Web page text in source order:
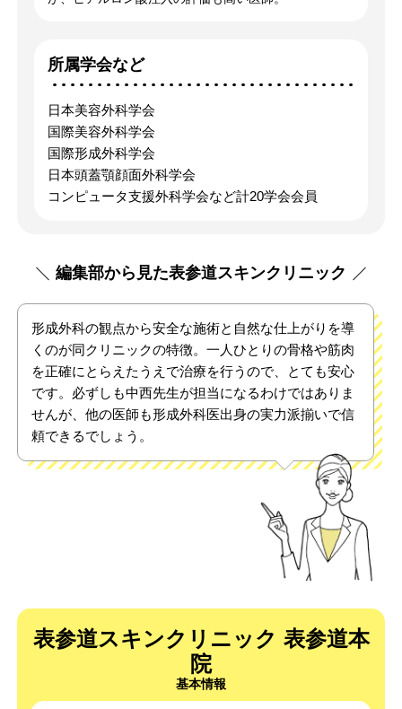
所属学会など
日本美容外科学会
国際美容外科学会
国際形成外科学会
日本頭蓋顎顔面外科学会
コンピュータ支援外科学会など計20学会会員
編集部から見た表参道スキンクリニック
形成外科の観点から安全な施術と自然な仕上がりを導
くのが同クリニックの特徴。一人ひとりの骨格や筋肉
を正確にとらえたうえで治療を行うので、とても安心
です。必ずしも中西先生が担当になるわけではありま
せんが、他の医師も形成外科医出身の実力派揃いで信
頼できるでしょう。
表参道スキンクリニック 表参道本
院
基本情報